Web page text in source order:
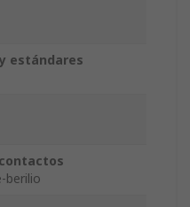
estándares
berilio